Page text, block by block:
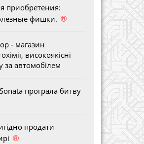
приобретения:
фишки. ®
- магазин
високоякісні
за автомобілем
програла битву
продати
®